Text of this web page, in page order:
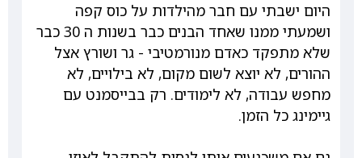
היום ישבתי עם חבר מהילדות על כוס קפה
ושמעתי ממנו שאחד הבנים כבר בשנות ה 30 כבר
שלא מתפקד כאדם מנורמטיבי - גר ושורץ אצל
ההורים, לא יוצא לשום מקום, לא בילויים, לא
מחפש עבודה, לא לימודים. רק בבייסמנט עם
גיימינג כל הזמן.